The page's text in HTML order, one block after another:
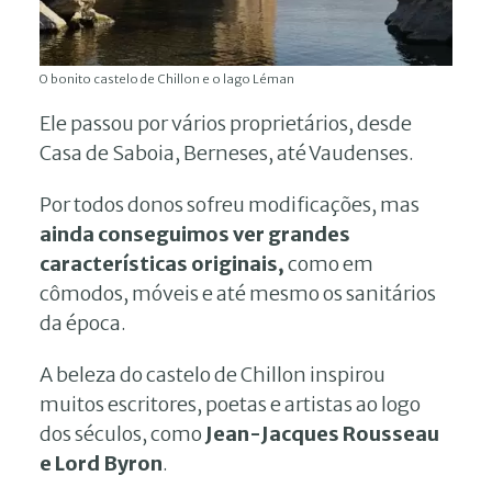
O bonito castelo de Chillon e o lago Léman
Ele passou por vários proprietários, desde
Casa de Saboia, Berneses, até Vaudenses.
Por todos donos sofreu modificações, mas
ainda conseguimos ver grandes
características originais,como em
cômodos, móveis e até mesmo os sanitários
da época.
A beleza do castelo de Chillon inspirou
muitos escritores, poetas e artistas ao logo
dos séculos, como Jean-Jacques Rousseau
e Lord Byron.